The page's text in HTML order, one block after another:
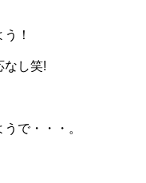
！
なし笑!
で・・・。